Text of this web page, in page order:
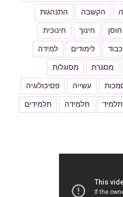
הקשבה התנהגות
חוסן חינוך חינוכית
כבוד לימודים למידה
מסגרת מסוגלות
עשייה פסיכולוגיה
תלמיד תלמידה תלמידים